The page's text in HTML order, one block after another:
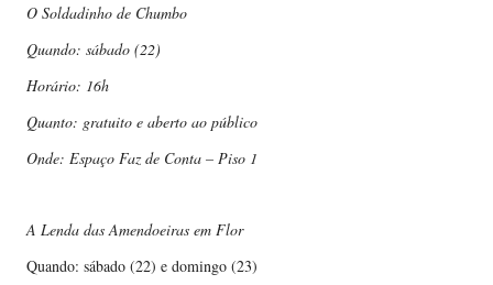
O Soldadinho de Chumbo
Quando: sábado (22)
Horário: 16h
Quanto: gratuito e aberto ao público
Onde: Espaço Faz de Conta – Piso 1
A Lenda das Amendoeiras em Flor
Quando: sábado (22) e domingo (23)